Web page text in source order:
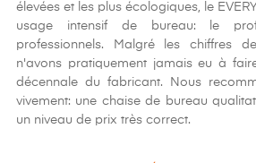
élevées et les plus écologiques, le
usage intensif de bureau: le
professionnels. Malgré les chiffres
n'avons pratiquement jamais eu à
décennale du fabricant. Nous
vivement: une chaise de bureau
un niveau de prix très correct.